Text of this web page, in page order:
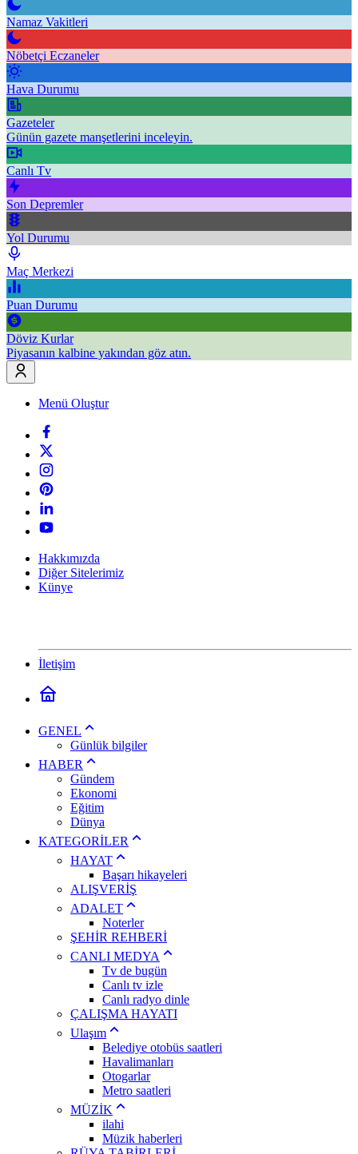
Namaz Vakitleri
Nöbetçi Eczaneler
Hava Durumu
Gazeteler
Günün gazete manşetlerini inceleyin.
Canlı Tv
Son Depremler
Yol Durumu
Maç Merkezi
Puan Durumu
Döviz Kurlar
Piyasanın kalbine yakından göz atın.
Menü Oluştur
Hakkımızda
Diğer Sitelerimiz
Künye
İletişim
GENEL
Günlük bilgiler
HABER
Gündem
Ekonomi
Eğitim
Dünya
KATEGORİLER
HAYAT
Başarı hikayeleri
ALIŞVERİŞ
ADALET
Noterler
ŞEHİR REHBERİ
CANLI MEDYA
Tv de bugün
Canlı tv izle
Canlı radyo dinle
ÇALIŞMA HAYATI
Ulaşım
Belediye otobüs saatleri
Havalimanları
Otogarlar
Metro saatleri
MÜZİK
ilahi
Müzik haberleri